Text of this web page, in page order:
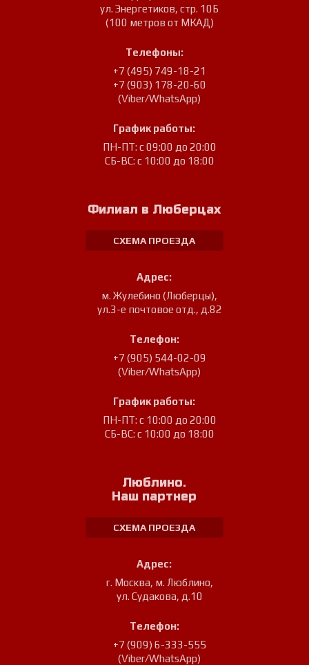
ул. Энергетиков, стр. 10Б
(100 метров от МКАД)
Телефоны:
+7 (495) 749-18-21
+7 (903) 178-20-60
(Viber/WhatsApp)
График работы:
ПН-ПТ: с 09:00 до 20:00
СБ-ВС: с 10:00 до 18:00
Филиал в Люберцах
СХЕМА ПРОЕЗДА
Адрес:
м. Жулебино (Люберцы),
ул.3-е почтовое отд., д.82
Телефон:
+7 (905) 544-02-09
(Viber/WhatsApp)
График работы:
ПН-ПТ: с 10:00 до 20:00
СБ-ВС: с 10:00 до 18:00
Люблино.
Наш партнер
СХЕМА ПРОЕЗДА
Адрес:
г. Москва, м. Люблино,
ул. Судакова, д.10
Телефон:
+7 (909) 6-333-555
(Viber/WhatsApp)